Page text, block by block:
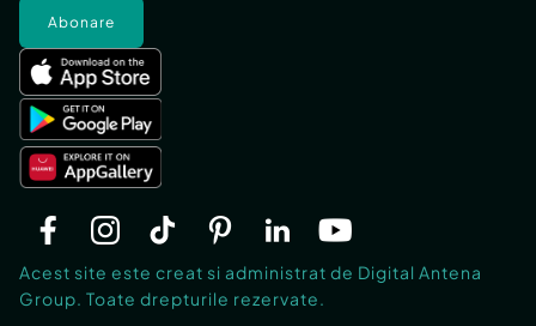
Abonare
Acest site este creat si administrat de Digital Antena
Group. Toate drepturile rezervate.